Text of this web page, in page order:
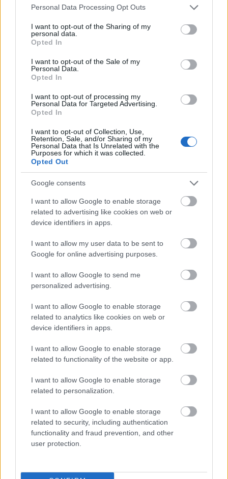
Please note that this website/app uses one or more Google
not limited to your visit or usage behaviour. You may click to
grant or deny consent to Google and its third-party tags to
use your data for below specified purposes in below Google
consent section.
Personal Data Processing Opt Outs
I want to opt-out of the Sharing of my
personal data.
Opted In
I want to opt-out of the Sale of my
Personal Data.
Opted In
I want to opt-out of processing my
Personal Data for Targeted Advertising.
Opted In
I want to opt-out of Collection, Use,
Retention, Sale, and/or Sharing of my
Personal Data that Is Unrelated with the
Purposes for which it was collected.
Opted Out
Google consents
I want to allow Google to enable storage
related to advertising like cookies on web or
device identifiers in apps.
I want to allow my user data to be sent to
Google for online advertising purposes.
I want to allow Google to send me
personalized advertising.
I want to allow Google to enable storage
related to analytics like cookies on web or
device identifiers in apps.
I want to allow Google to enable storage
related to functionality of the website or app.
I want to allow Google to enable storage
related to personalization.
I want to allow Google to enable storage
related to security, including authentication
functionality and fraud prevention, and other
user protection.